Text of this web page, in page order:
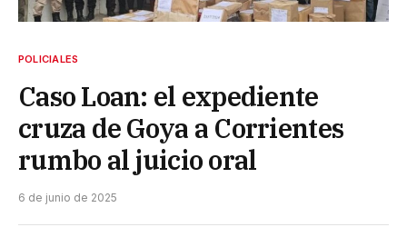
POLICIALES
Caso Loan: el expediente
cruza de Goya a Corrientes
rumbo al juicio oral
6 de junio de 2025